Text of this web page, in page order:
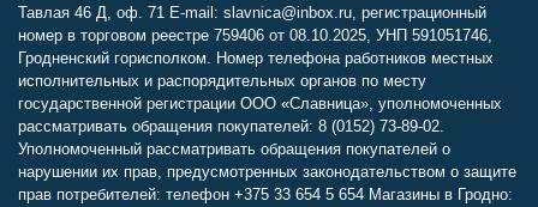
Тавлая 46 Д, оф. 71 E-mail: slavnica@inbox.ru, регистрационный
номер в торговом реестре 759406 от 08.10.2025, УНП 591051746,
Гродненский горисполком. Номер телефона работников местных
исполнительных и распорядительных органов по месту
государственной регистрации ООО «Славница», уполномоченных
рассматривать обращения покупателей: 8 (0152) 73-89-02.
Уполномоченный рассматривать обращения покупателей о
нарушении их прав, предусмотренных законодательством о защите
прав потребителей: телефон +375 33 654 5 654 Магазины в Гродно: